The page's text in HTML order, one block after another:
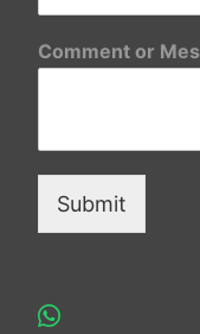
Comment or
Submit